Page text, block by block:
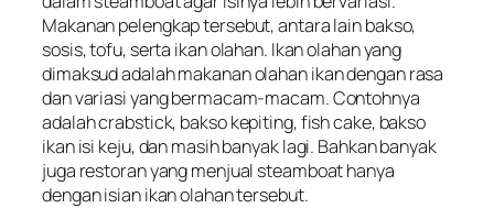
Makanan pelengkap tersebut, antara lain bakso,
sosis, tofu, serta ikan olahan. Ikan olahan yang
dimaksud adalah makanan olahan ikan dengan rasa
dan variasi yang bermacam-macam. Contohnya
adalahcrabstick, bakso kepiting,fish cake, bakso
ikan isi keju, dan masih banyak lagi. Bahkan banyak
juga restoran yang menjual steamboat hanya
dengan isian ikan olahan tersebut.